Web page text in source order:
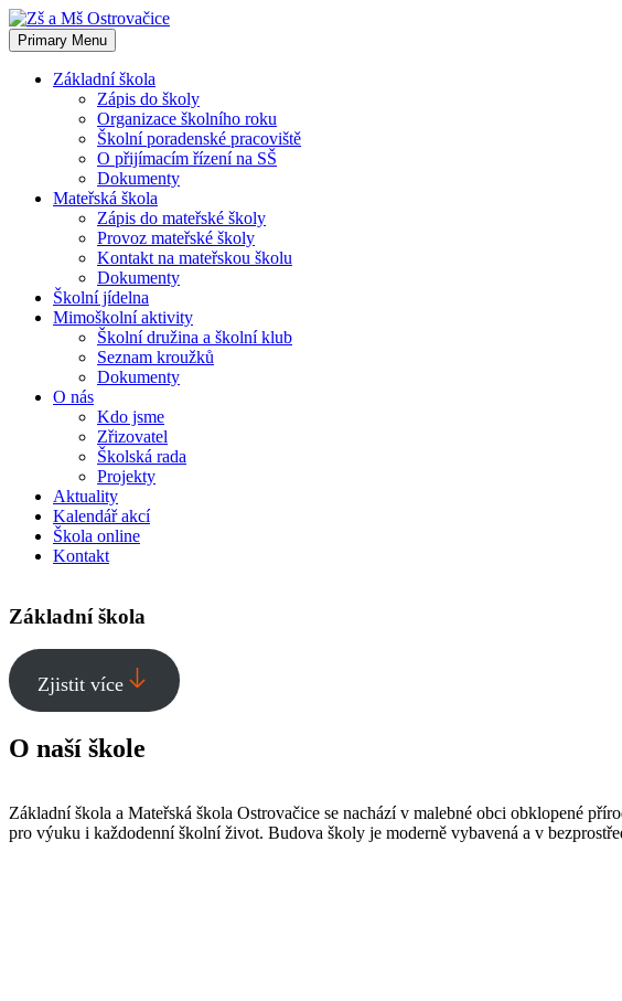
Skip
to
content
Primary Menu
Základní škola
Zápis do školy
Organizace školního roku
Školní poradenské pracoviště
O přijímacím řízení na SŠ
Dokumenty
Mateřská škola
Zápis do mateřské školy
Provoz mateřské školy
Kontakt na mateřskou školu
Dokumenty
Školní jídelna
Mimoškolní aktivity
Školní družina a školní klub
Seznam kroužků
Dokumenty
O nás
Kdo jsme
Zřizovatel
Školská rada
Projekty
Aktuality
Kalendář akcí
Škola online
Kontakt
Základní škola
Zjistit více
O naší škole
Základní škola a Mateřská škola Ostrovačice se nachází v malebné obci obklopené
pro výuku i každodenní školní život. Budova školy je moderně vybavená a v